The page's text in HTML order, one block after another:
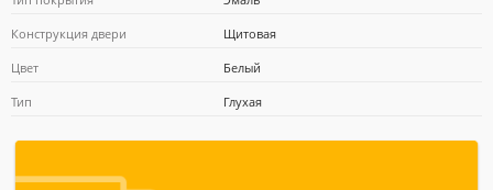
Почта Банк
Конструкция двери Щитовая
Цвет Белый
Тип Глухая